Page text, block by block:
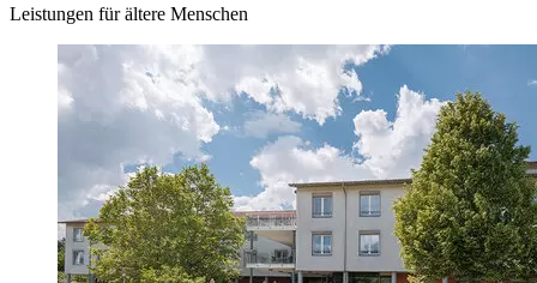
Leistungen für ältere Menschen